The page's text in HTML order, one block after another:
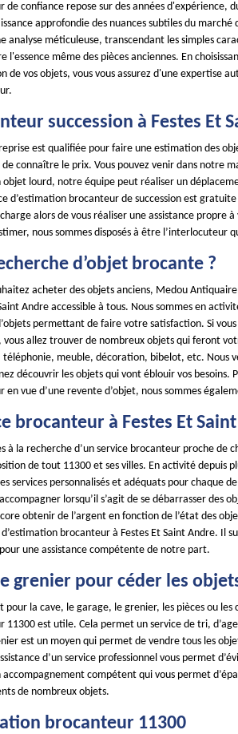
de confiance repose sur des années d'expérience,
approfondie des nuances subtiles du marché
analyse méticuleuse, transcendant les simples
l'essence même des pièces anciennes. En
de vos objets, vous vous assurez d'une expertise
succession à Festes Et
est qualifiée pour faire une estimation des
connaître le prix. Vous pouvez venir dans notre
objet lourd, notre équipe peut réaliser un
d’estimation brocanteur de succession est
alors de vous réaliser une assistance propre
nous sommes disposés à être l’interlocuteur
d’objet brocante ?
acheter des objets anciens, Medou
Andre accessible à tous. Nous sommes en
permettant de faire votre satisfaction. Si
vous allez trouver de nombreux objets qui feront
téléphonie, meuble, décoration, bibelot, etc. Nous
découvrir les objets qui vont éblouir vos besoins.
en vue d’une revente d’objet, nous sommes
brocanteur à Festes Et
à la recherche d’un service brocanteur proche de
de tout 11300 et ses villes. En activité depuis
services personnalisés et adéquats pour chaque
lorsqu’il s’agit de se débarrasser des
obtenir de l’argent en fonction de l’état des
brocanteur à Festes Et Saint Andre. Il
une assistance compétente de notre part.
grenier pour céder les
pour la cave, le garage, le grenier, les pièces ou
11300 est utile. Cela permet un service de tri,
est un moyen qui permet de vendre tous les
d’un service professionnel vous permet
accompagnement compétent qui vous permet
de nombreux objets.
brocanteur 11300